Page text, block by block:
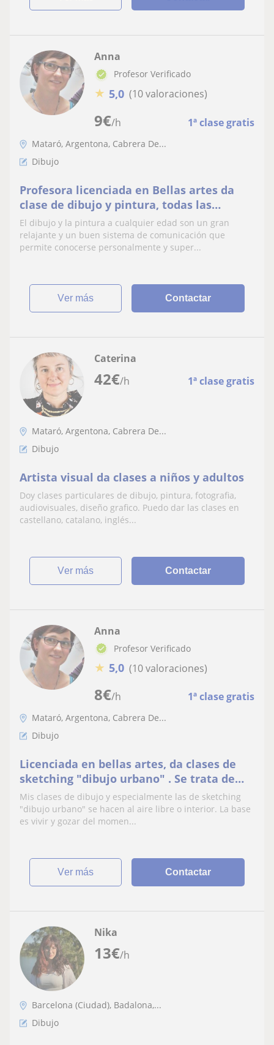
9€/h 1ª clase gratis
Anna
Profesor Verificado
★ 5,0 (10 valoraciones)
Mataró, Argentona, Cabrera De...
Dibujo
Profesora licenciada en Bellas artes da
clase de dibujo y pintura, todas las
técnicas y edades. Mas de 25 años de
experiencia
El dibujo y la pintura a cualquier edad son un gran
relajante y un buen sistema de comunicación que
permite conocerse personalmente y super...
ver más Contactar
42€/h 1ª clase gratis
Caterina
Mataró, Argentona, Cabrera De...
Dibujo
Artista visual da clases a niños y adultos
Doy clases particulares de dibujo, pintura, fotografia,
audiovisuales, diseño grafico. Puedo dar las clases en
castellano, catalano, inglés...
ver más Contactar
8€/h 1ª clase gratis
Anna
Profesor Verificado
★ 5,0 (10 valoraciones)
Mataró, Argentona, Cabrera De...
Dibujo
Licenciada en bellas artes, da clases de
sketching "dibujo urbano" . Se trata de
hacer esbozos "in situ" de diferentes
espacios de la ciudad. Las clases puedes
ser en grupo o particular. Dominarás las
Mis clases de dibujo y especialmente las de sketching
"dibujo urbano" se hacen al aire libre o interior. La base
es vivir y gozar del momen...
ver más Contactar
13€/h
Nika
Barcelona (Ciudad), Badalona,...
Dibujo